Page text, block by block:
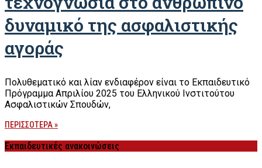
δυναμικό της ασφαλιστικής
αγοράς
Πολυθεματικό και λίαν ενδιαφέρον είναι το Εκπαιδευτικό
Πρόγραμμα Απριλίου 2025 του Ελληνικού Ινστιτούτου
Ασφαλιστικών Σπουδών,
ΠΕΡΙΣΣΟΤΕΡΑ »
Εκπαιδευτικές ανακοινώσεις